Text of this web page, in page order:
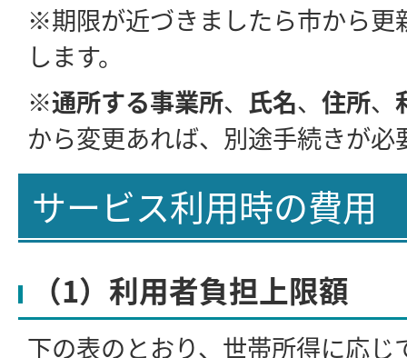
※期限が近づきましたら市から更
します。
※通所する事業所、 氏名、 住所、
から変更あれば、別途手続きが必
サービス利用時の費用
（1）利用者負担上限額
下の表のとおり、世帯所得に応じ